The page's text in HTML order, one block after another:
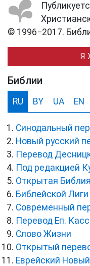
© 1996−2017.
Я
Библии
RU BY UA EN
Синодальный
Новый русский
Перевод
Под редакцией
Открытая Библия
Библейской Лиги
Cовременный
Перевод Еп.
Слово Жизни
Открытый
Еврейский